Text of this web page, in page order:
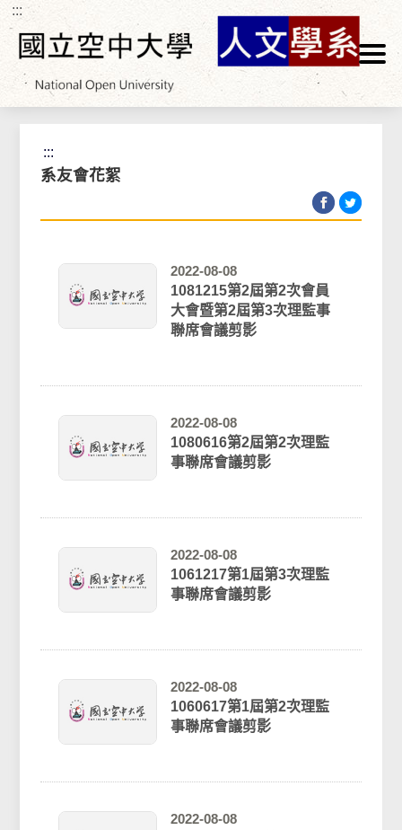
跳到主要內容區塊
:::
首頁>系友專區 >系友會花絮
:::
系友會花絮
2022-08-08
1081215第2屆第2次會員
大會暨第2屆第3次理監事
聯席會議剪影
2022-08-08
1080616第2屆第2次理監
事聯席會議剪影
2022-08-08
1061217第1屆第3次理監
事聯席會議剪影
2022-08-08
1060617第1屆第2次理監
事聯席會議剪影
2022-08-08